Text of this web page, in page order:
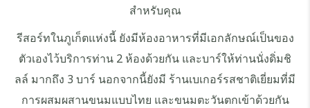
สำหรับคุณ
รีสอร์ทในภูเก็ตแห่งนี้ ยังมีห้องอาหารที่มีเอกลักษณ์เป็นของ
ตัวเองไว้บริการท่าน 2 ห้องด้วยกัน และบาร์ให้ท่านนั่งดิ่มชิ
ลล์ มากถึง 3 บาร์ นอกจากนี้ยังมี ร้านเบเกอร์รสชาติเยี่ยมที่มี
การผสมผสานขนมแบบไทย และขนมตะวันตกเข้าด้วยกัน